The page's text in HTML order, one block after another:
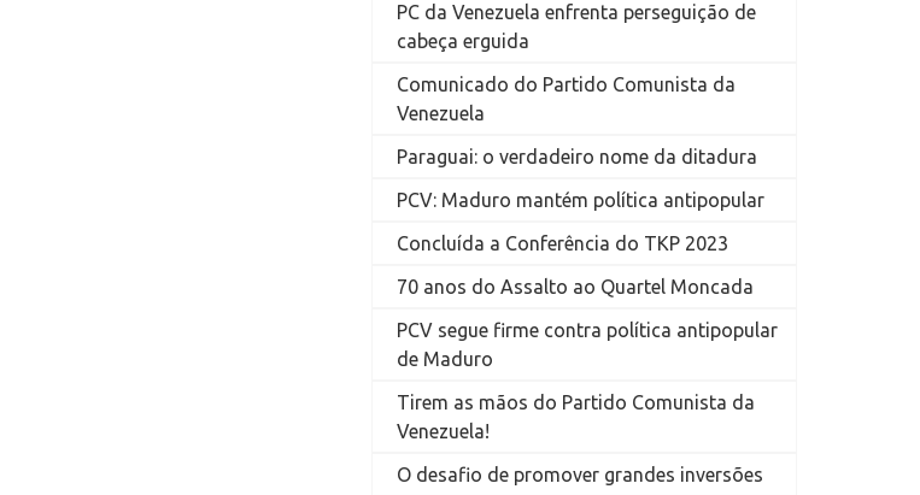
PC da Venezuela enfrenta perseguição de
cabeça erguida
Comunicado do Partido Comunista da
Venezuela
Paraguai: o verdadeiro nome da ditadura
PCV: Maduro mantém política antipopular
Concluída a Conferência do TKP 2023
70 anos do Assalto ao Quartel Moncada
PCV segue firme contra política antipopular
de Maduro
Tirem as mãos do Partido Comunista da
Venezuela!
O desafio de promover grandes inversões